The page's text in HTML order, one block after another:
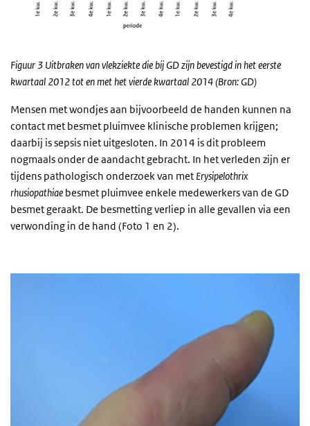
Figuur 3 Uitbraken van vlekziekte die bij GD zijn bevestigd in het eerste
kwartaal 2012 tot en met het vierde kwartaal 2014 (Bron: GD)
Mensen met wondjes aan bijvoorbeeld de handen kunnen na
contact met besmet pluimvee klinische problemen krijgen;
daarbij is sepsis niet uitgesloten. In 2014 is dit probleem
nogmaals onder de aandacht gebracht. In het verleden zijn er
tijdens pathologisch onderzoek van met Erysipelothrix
rhusiopathiae besmet pluimvee enkele medewerkers van de GD
besmet geraakt. De besmetting verliep in alle gevallen via een
verwonding in de hand (Foto 1 en 2).